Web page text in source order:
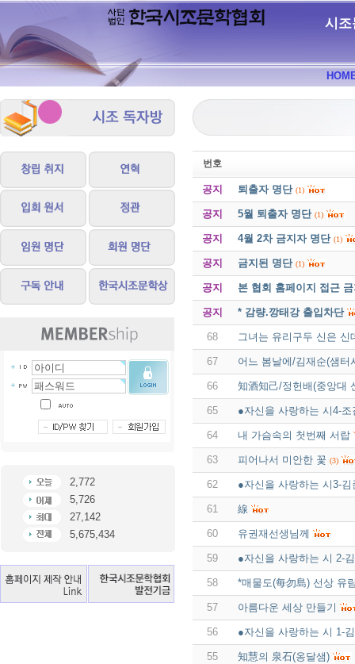
시조
2,772
5,726
27,142
5,675,434
번호
공지 퇴출자 명단 (1)
공지 5월 퇴출자 명단 (1)
공지 4월 2차 금지자 명단 (1)
공지 금지된 명단 (1)
공지 본 협회 홈페이지 접근
공지 * 감량.깡태강 출입차단
68 그녀는 유리구두 신은 신
67 어느 봄날에/김재순(샘터
66 知酒知己/정헌배(중앙대
65 ●자신을 사랑하는 시4-
64 내 가슴속의 첫번째 서랍
63 피어나서 미안한 꽃 (3)
62 ●자신을 사랑하는 시3-
61 線
60 유권재선생님께
59 ●자신을 사랑하는 시 2-
58 *매물도(每勿島) 선상 유
57 아름다운 세상 만들기
56 ●자신을 사랑하는 시 1-
55 知慧의 泉石(옹달샘)